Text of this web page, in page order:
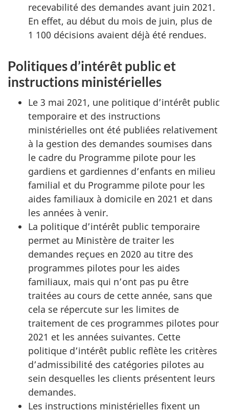
recevabilité des demandes avant juin 2021.
En effet, au début du mois de juin, plus de
1 100 décisions avaient déjà été rendues.
Politiques d’intérêt public et
instructions ministérielles
Le 3 mai 2021, une politique d’intérêt public
temporaire et des instructions
ministérielles ont été publiées relativement
à la gestion des demandes soumises dans
le cadre du Programme pilote pour les
gardiens et gardiennes d’enfants en milieu
familial et du Programme pilote pour les
aides familiaux à domicile en 2021 et dans
les années à venir.
La politique d’intérêt public temporaire
permet au Ministère de traiter les
demandes reçues en 2020 au titre des
programmes pilotes pour les aides
familiaux, mais qui n’ont pas pu être
traitées au cours de cette année, sans que
cela se répercute sur les limites de
traitement de ces programmes pilotes pour
2021 et les années suivantes. Cette
politique d’intérêt public reflète les critères
d’admissibilité des catégories pilotes au
sein desquelles les clients présentent leurs
demandes.
Les instructions ministérielles fixent un